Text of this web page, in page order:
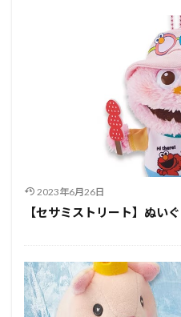
2023年6月26日
【セサミストリート】ぬい